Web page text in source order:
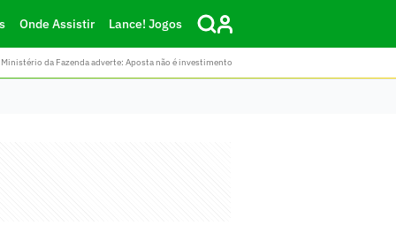
Onde Assistir Lance! Jogos
da Fazenda adverte: Aposta não é investimento